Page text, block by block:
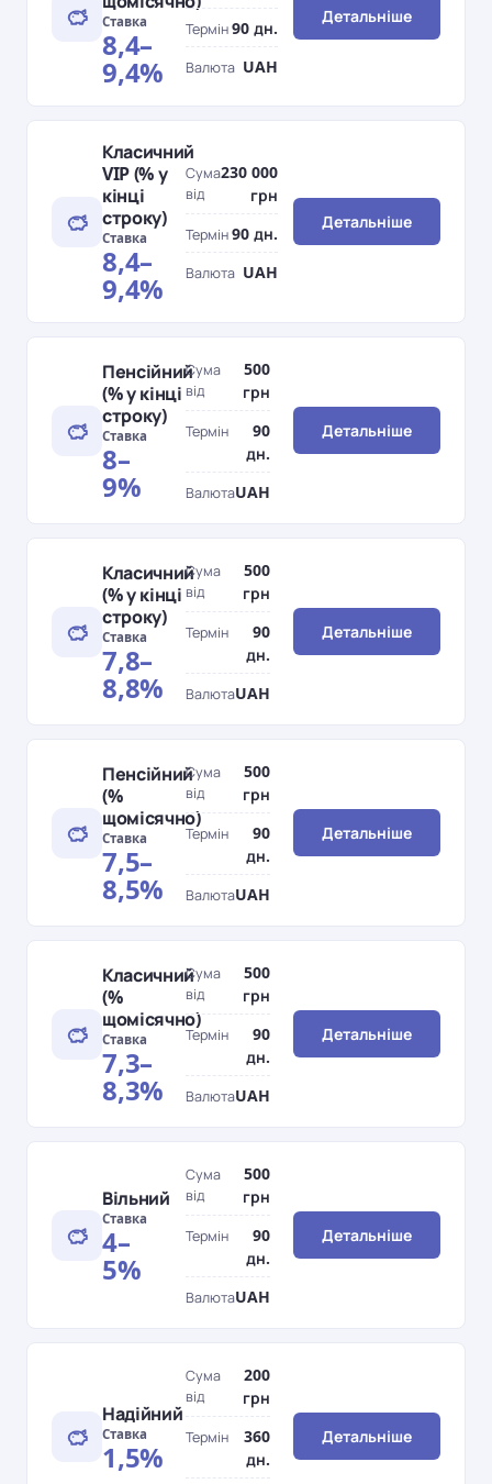
Ставка
8,4–
9,4%
Термін90 дн.
Валюта UAH
Детальніше
Класичний
VIP (% у
кінці
строку)
Ставка
8,4–
9,4%
Сума
від
230 000
грн
Термін90 дн.
Валюта UAH
Детальніше
Пенсійний
(% у кінці
строку)
Ставка
8–
9%
Сума
від
500
грн
Термін
90
дн.
ВалютаUAH
Детальніше
Класичний
(% у кінці
строку)
Ставка
7,8–
8,8%
Сума
від
500
грн
Термін
90
дн.
ВалютаUAH
Детальніше
Пенсійний
(%
щомісячно)
Ставка
7,5–
8,5%
Сума
від
500
грн
Термін
90
дн.
ВалютаUAH
Детальніше
Класичний
(%
щомісячно)
Ставка
7,3–
8,3%
Сума
від
500
грн
Термін
90
дн.
ВалютаUAH
Детальніше
Вільний
Ставка
4–
5%
Сума
від
500
грн
Термін
90
дн.
ВалютаUAH
Детальніше
Надійний
Ставка
1,5%
Сума
від
200
грн
Термін
360
дн.
Детальніше